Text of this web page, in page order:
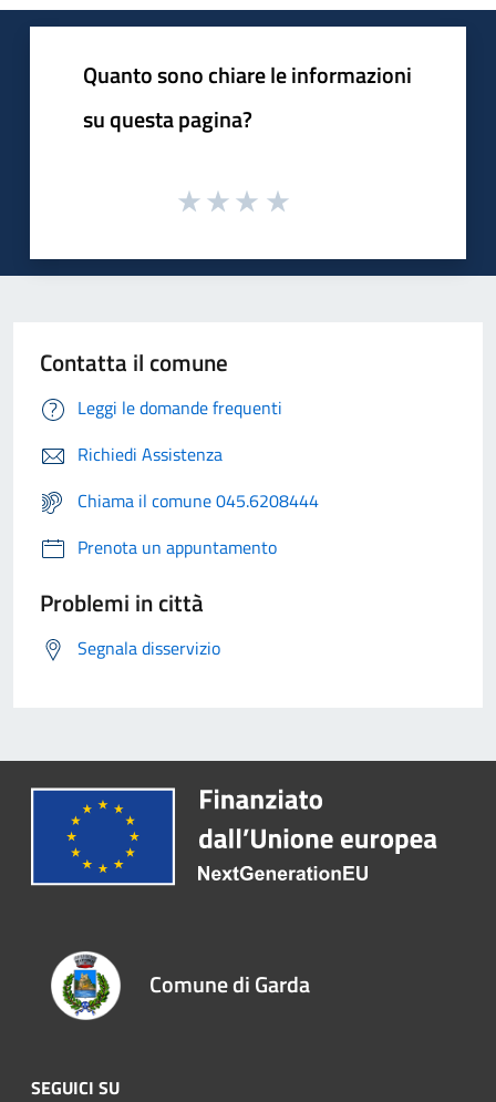
Quanto sono chiare le informazioni
su questa pagina?
Contatta il comune
Leggi le domande frequenti
Richiedi Assistenza
Chiama il comune 045.6208444
Prenota un appuntamento
Problemi in città
Segnala disservizio
Comune di Garda
SEGUICI SU